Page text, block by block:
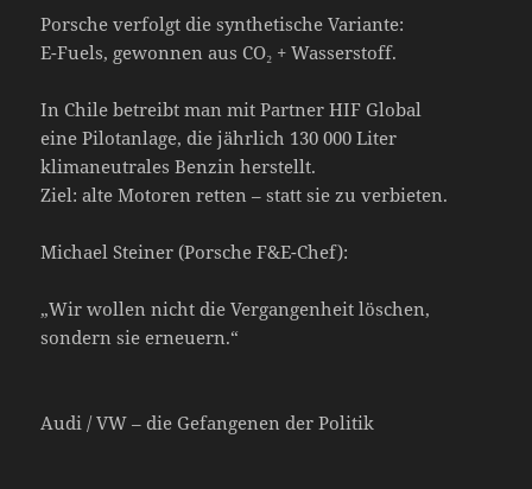
Porsche verfolgt die synthetische Variante:
E-Fuels, gewonnen aus CO₂ + Wasserstoff.
In Chile betreibt man mit Partner HIF Global
eine Pilotanlage, die jährlich 130 000 Liter
klimaneutrales Benzin herstellt.
Ziel: alte Motoren retten – statt sie zu verbieten.
Michael Steiner (Porsche F&E-Chef):
„Wir wollen nicht die Vergangenheit löschen,
sondern sie erneuern.“
Audi / VW – die Gefangenen der Politik